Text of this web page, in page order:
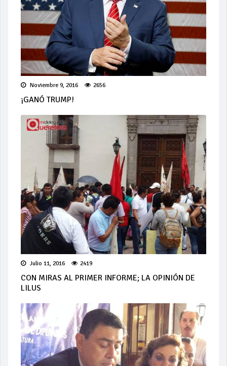
Noviembre 9, 2016 2656
¡GANÓ TRUMP!
Julio 11, 2016 2419
CON MIRAS AL PRIMER INFORME; LA OPINIÓN DE
LILUS